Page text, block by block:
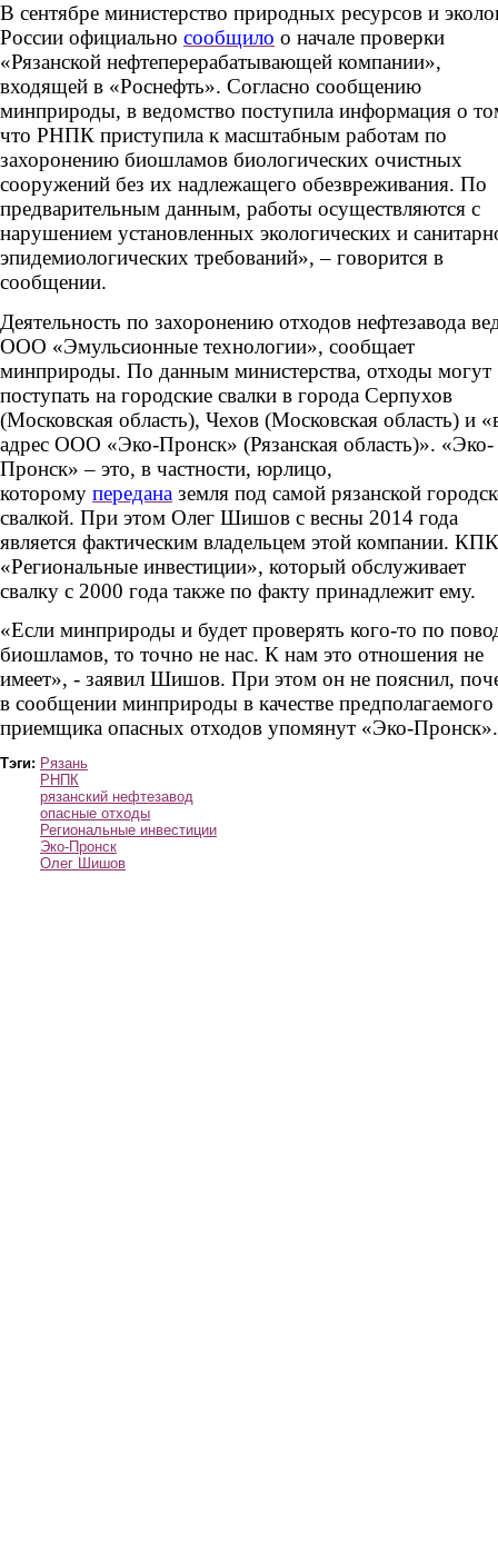
В сентябре министерство природных ресурсов и
России официально сообщило о начале проверки
«Рязанской нефтеперерабатывающей компании»,
входящей в «Роснефть». Согласно сообщению
минприроды, в ведомство поступила информация о
что РНПК приступила к масштабным работам по
захоронению биошламов биологических очистных
сооружений без их надлежащего обезвреживания. По
предварительным данным, работы осуществляются с
нарушением установленных экологических и
эпидемиологических требований», – говорится в
сообщении.
Деятельность по захоронению отходов нефтезавода
ООО «Эмульсионные технологии», сообщает
минприроды. По данным министерства, отходы могут
поступать на городские свалки в города Серпухов
(Московская область), Чехов (Московская область) и
адрес ООО «Эко-Пронск» (Рязанская область)». «Эко-
Пронск» – это, в частности, юрлицо,
которому передана земля под самой рязанской
свалкой. При этом Олег Шишов с весны 2014 года
является фактическим владельцем этой компании.
«Региональные инвестиции», который обслуживает
свалку с 2000 года также по факту принадлежит ему.
«Если минприроды и будет проверять кого-то по
биошламов, то точно не нас. К нам это отношения не
имеет», - заявил Шишов. При этом он не пояснил,
в сообщении минприроды в качестве предполагаемого
приемщика опасных отходов упомянут «Эко-Пронск».
Тэги: Рязань
РНПК
рязанский нефтезавод
опасные отходы
Региональные инвестиции
Эко-Пронск
Олег Шишов